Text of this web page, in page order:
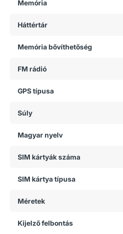
Memória
Háttértár
Memória bővíthetőség
FM rádió
GPS típusa
Súly
Magyar nyelv
SIM kártyák száma
SIM kártya típusa
Méretek
Kijelző felbontás